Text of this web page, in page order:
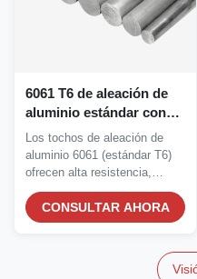
6061 T6 de aleación de
aluminio estándar con
alta resistencia a la
corrosión y 5-8 pulgadas
de longitud para
aplicaciones industriales
Los tochos de aleación de
aluminio 6061 (estándar T6)
ofrecen alta resistencia,
resistencia a la...
CONSULTAR AHORA